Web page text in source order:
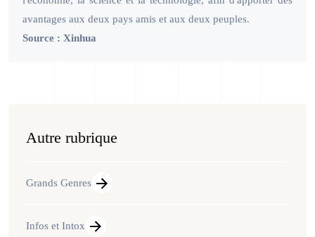
avantages aux deux pays amis et aux deux peuples.
Source : Xinhua
Autre rubrique
Grands Genres
Infos et Intox